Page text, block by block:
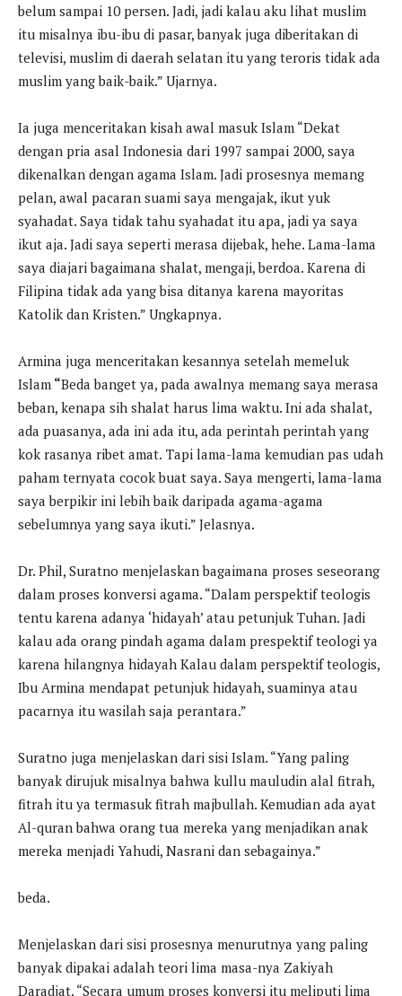
belum sampai 10 persen. Jadi, jadi kalau aku lihat muslim
itu misalnya ibu-ibu di pasar, banyak juga diberitakan di
televisi, muslim di daerah selatan itu yang teroris tidak ada
muslim yang baik-baik.” Ujarnya.
Ia juga menceritakan kisah awal masuk Islam “Dekat
dengan pria asal Indonesia dari 1997 sampai 2000, saya
dikenalkan dengan agama Islam. Jadi prosesnya memang
pelan, awal pacaran suami saya mengajak, ikut yuk
syahadat. Saya tidak tahu syahadat itu apa, jadi ya saya
ikut aja. Jadi saya seperti merasa dijebak, hehe. Lama-lama
saya diajari bagaimana shalat, mengaji, berdoa. Karena di
Filipina tidak ada yang bisa ditanya karena mayoritas
Katolik dan Kristen.” Ungkapnya.
Armina juga menceritakan kesannya setelah memeluk
Islam “Beda banget ya, pada awalnya memang saya merasa
beban, kenapa sih shalat harus lima waktu. Ini ada shalat,
ada puasanya, ada ini ada itu, ada perintah perintah yang
kok rasanya ribet amat. Tapi lama-lama kemudian pas udah
paham ternyata cocok buat saya. Saya mengerti, lama-lama
saya berpikir ini lebih baik daripada agama-agama
sebelumnya yang saya ikuti.” Jelasnya.
Dr. Phil, Suratno menjelaskan bagaimana proses seseorang
dalam proses konversi agama. “Dalam perspektif teologis
tentu karena adanya ‘hidayah’ atau petunjuk Tuhan. Jadi
kalau ada orang pindah agama dalam prespektif teologi ya
karena hilangnya hidayah Kalau dalam perspektif teologis,
Ibu Armina mendapat petunjuk hidayah, suaminya atau
pacarnya itu wasilah saja perantara.”
Suratno juga menjelaskan dari sisi Islam. “Yang paling
banyak dirujuk misalnya bahwa kullu mauludin alal fitrah,
fitrah itu ya termasuk fitrah majbullah. Kemudian ada ayat
Al-quran bahwa orang tua mereka yang menjadikan anak
mereka menjadi Yahudi, Nasrani dan sebagainya.”
beda.
Menjelaskan dari sisi prosesnya menurutnya yang paling
banyak dipakai adalah teori lima masa-nya Zakiyah
Daradjat. “Secara umum proses konversi itu meliputi lima